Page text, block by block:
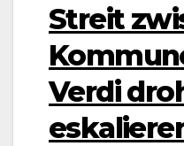
Streit
Verdi